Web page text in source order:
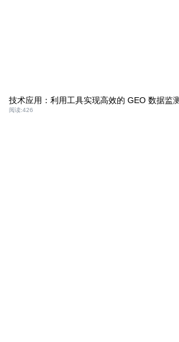
技术应用：利用工具实现高效的 GEO 数据监
阅读:426